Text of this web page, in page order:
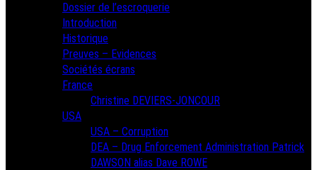
Dossier de l’escroquerie
Introduction
Historique
Preuves – Evidences
Sociétés écrans
France
Christine DEVIERS-JONCOUR
USA
USA – Corruption
DEA – Drug Enforcement Administration Patrick
DAWSON alias Dave ROWE